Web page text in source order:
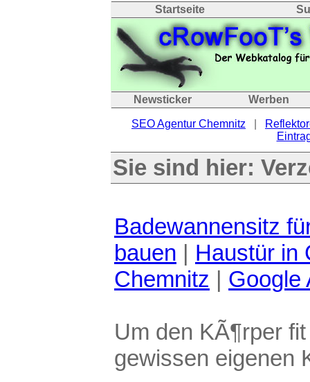
Startseite
Newsticker Werben
SEO Agentur Chemnitz
Sie sind hier:
Badewannensitz
bauen | Haustür in
Chemnitz | Google
Um den KÃ¶rper
gewissen eigenen